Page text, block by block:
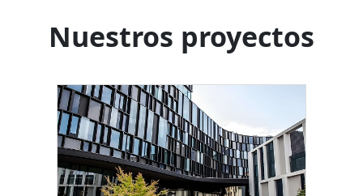
Nuestros proyectos